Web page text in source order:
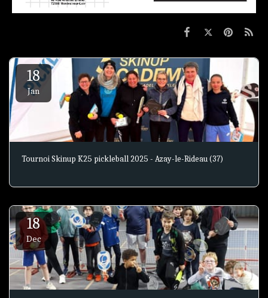
18
Jan
Tournoi Skinup K25 pickleball 2025 - Azay-le-Rideau (37)
18
Dec